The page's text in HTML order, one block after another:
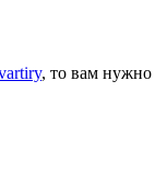
, то вам нужно